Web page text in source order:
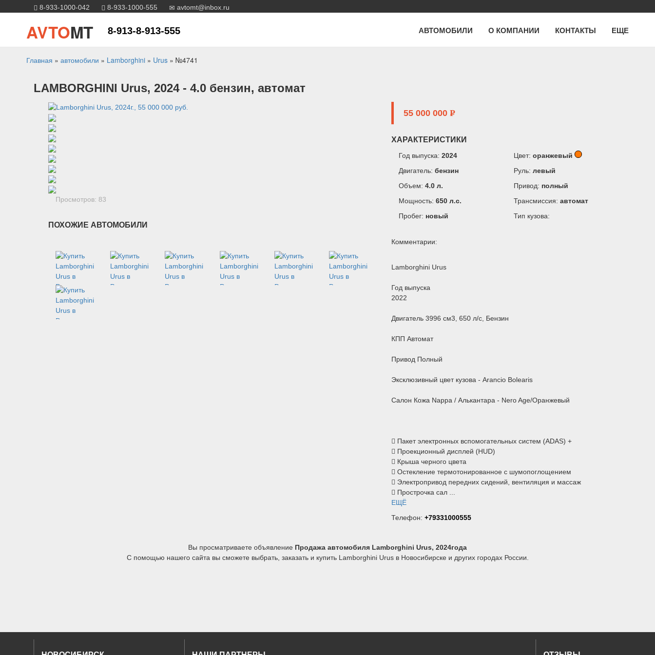
8-933-1000-042 8-933-1000-555 avtomt@inbox.ru
AVTOMT 8-913-8-913-555 АВТОМОБИЛИ О КОМПАНИИ КОНТАКТЫ ЕЩЕ
Главная » автомобили » Lamborghini» Urus» №4741
LAMBORGHINI Urus, 2024 - 4.0 бензин, автомат
Просмотров: 83
ПОХОЖИЕ АВТОМОБИЛИ
55 000 000 P
ХАРАКТЕРИСТИКИ
Год выпуска: 2024
Двигатель: бензин
Объем: 4.0 л.
Мощность: 650 л.c.
Пробег: новый
Цвет:оранжевый
Руль:левый
Привод: полный
Трансмиссия:автомат
Тип кузова:
Комментарии:
Lamborghini Urus
Год выпуска
2022
Двигатель 3996 см3, 650 л/с, Бензин
КПП Автомат
Привод Полный
Эксклюзивный цвет кузова - Arancio Bolearis
Салон Кожа Nappa / Алькантара - Nero Age/Оранжевый
 Пакет электронных вспомогательных систем (ADAS) +
 Проекционный дисплей (HUD)
 Крыша черного цвета
 Остекление термотонированное с шумопоглощением
 Электропривод передних сидений, вентиляция и массаж
 Прострочка сал ...
ЕЩЁ
Телефон: +79331000555
Вы просматриваете объявление Продажа автомобиля Lamborghini Urus, 2024года
С помощью нашего сайта вы сможете выбрать, заказать и купить Lamborghini Urus в Новосибирске и других городах России.